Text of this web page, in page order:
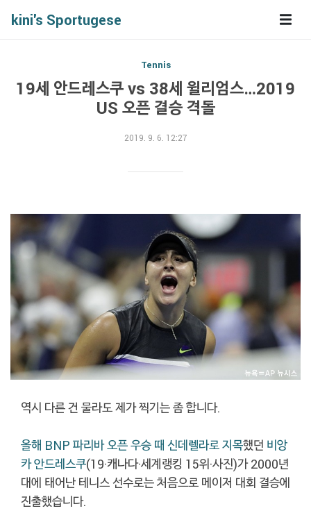
kini's Sportugese
Tennis
19세 안드레스쿠 vs 38세 윌리엄스…2019
US 오픈 결승 격돌
2019. 9. 6. 12:27
역시 다른 건 물라도 제가 찍기는 좀 합니다.
올해 BNP 파리바 오픈 우승 때 신데렐라로 지목했던 비앙
카 안드레스쿠(19·캐나다·세계랭킹 15위·사진)가 2000년
대에 태어난 테니스 선수로는 처음으로 메이저 대회 결승에
진출했습니다.